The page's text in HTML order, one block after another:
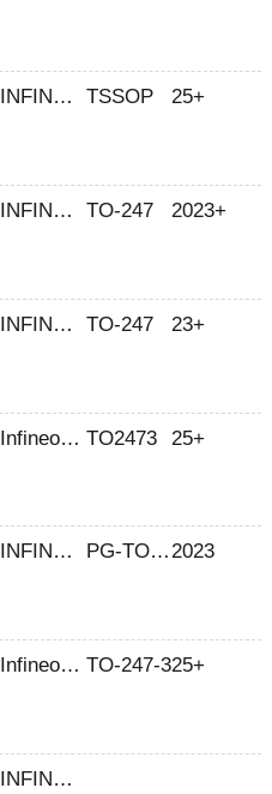
INFINEON TSSOP 25+
INFINEON TO-247 2023+
INFINEON TO-247 23+
Infineon Technologies TO2473 25+
INFINEON/英飞凌 PG-TO247-32023
Infineon(英飞凌) TO-247-325+
INFINEON